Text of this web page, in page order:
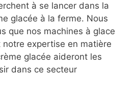
à se lancer dans la
glacée à la ferme. Nous
que nos machines à glace
expertise en matière
glacée aideront les
dans ce secteur